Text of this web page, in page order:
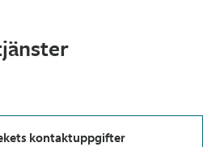
kontaktuppgifter